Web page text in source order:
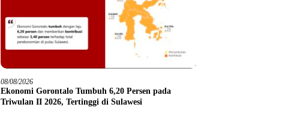
08/08/2026
Ekonomi Gorontalo Tumbuh 6,20 Persen pada
Triwulan II 2026, Tertinggi di Sulawesi